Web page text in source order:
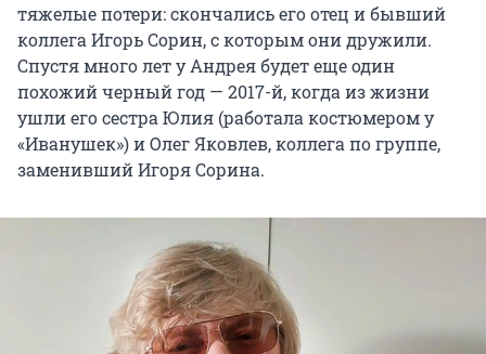
тяжелые потери: скончались его отец и бывший
коллега Игорь Сорин, с которым они дружили.
Спустя много лет у Андрея будет еще один
похожий черный год — 2017-й, когда из жизни
ушли его сестра Юлия (работала костюмером у
«Иванушек») и Олег Яковлев, коллега по группе,
заменивший Игоря Сорина.